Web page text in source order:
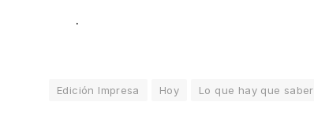
.
Edición Impresa Hoy Lo que hay que saber